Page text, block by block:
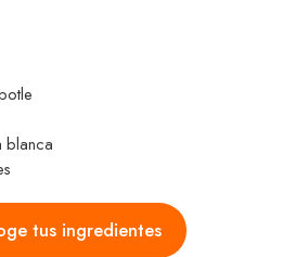
blanca
tus ingredientes